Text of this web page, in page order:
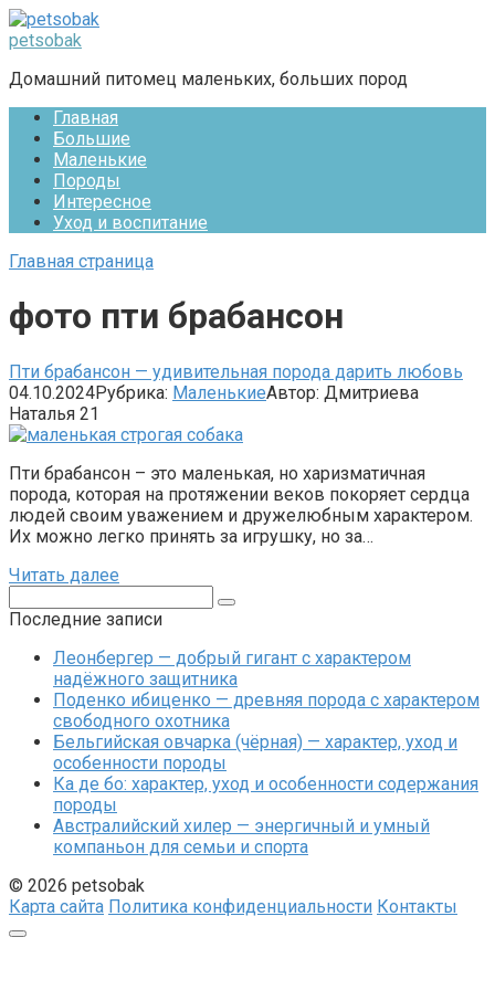
Перейти
к
petsobak
Домашний питомец маленьких, больших пород
Главная
Большие
Маленькие
Породы
Интересное
Уход и воспитание
Главная страница
фото пти брабансон
Пти брабансон — удивительная порода дарить любовь
04.10.2024Рубрика: МаленькиеАвтор: Дмитриева
Наталья 21
Пти брабансон – это маленькая, но харизматичная
порода, которая на протяжении веков покоряет сердца
людей своим уважением и дружелюбным характером.
Их можно легко принять за игрушку, но за…
Читать далее
Последние записи
Леонбергер — добрый гигант с характером
надёжного защитника
Поденко ибиценко — древняя порода с характером
свободного охотника
Бельгийская овчарка (чёрная) — характер, уход и
особенности породы
Ка де бо: характер, уход и особенности содержания
породы
Австралийский хилер — энергичный и умный
компаньон для семьи и спорта
© 2026 petsobak
Карта сайта Политика конфиденциальности Контакты